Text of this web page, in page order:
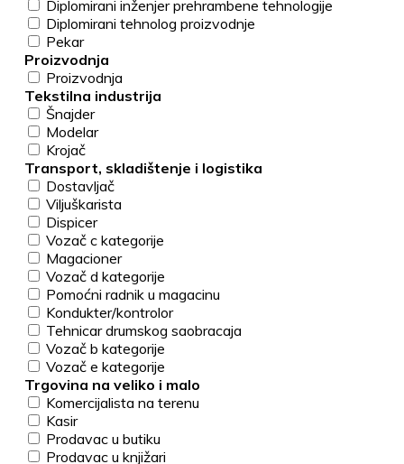
Diplomirani inženjer prehrambene tehnologije
Diplomirani tehnolog proizvodnje
Pekar
Proizvodnja
Proizvodnja
Tekstilna industrija
Šnajder
Modelar
Krojač
Transport, skladištenje i logistika
Dostavljač
Viljuškarista
Dispicer
Vozač c kategorije
Magacioner
Vozač d kategorije
Pomoćni radnik u magacinu
Kondukter/kontrolor
Tehnicar drumskog saobracaja
Vozač b kategorije
Vozač e kategorije
Trgovina na veliko i malo
Komercijalista na terenu
Kasir
Prodavac u butiku
Prodavac u knjižari